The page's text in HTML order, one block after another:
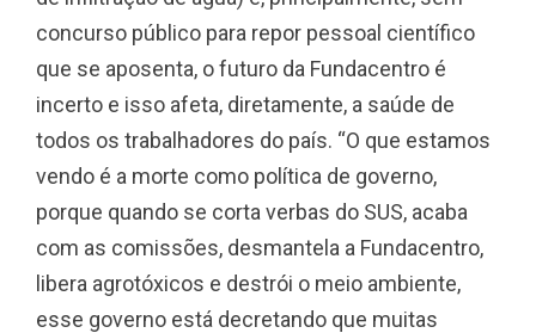
concurso público para repor pessoal científico
que se aposenta, o futuro da Fundacentro é
incerto e isso afeta, diretamente, a saúde de
todos os trabalhadores do país. “O que estamos
vendo é a morte como política de governo,
porque quando se corta verbas do SUS, acaba
com as comissões, desmantela a Fundacentro,
libera agrotóxicos e destrói o meio ambiente,
esse governo está decretando que muitas